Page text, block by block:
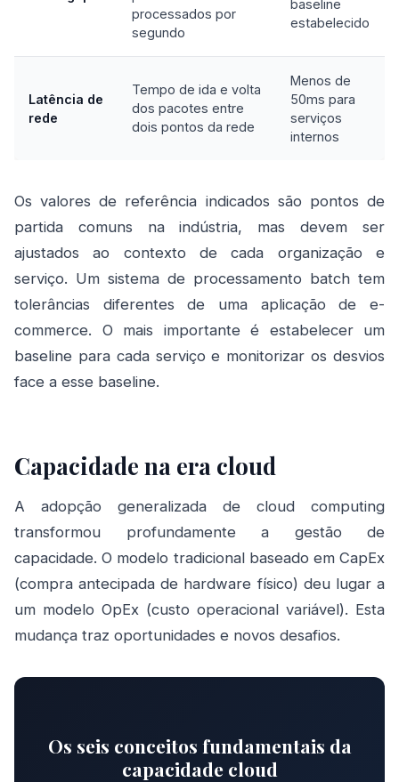
processados por
segundo
baseline
estabelecido
Latência de
rede
Tempo de ida e volta
dos pacotes entre
dois pontos da rede
Menos de
50ms para
serviços
internos
Os valores de referência indicados são pontos de
partida comuns na indústria, mas devem ser
ajustados ao contexto de cada organização e
serviço. Um sistema de processamento batch tem
tolerâncias diferentes de uma aplicação de e-
commerce. O mais importante é estabelecer um
baseline para cada serviço e monitorizar os desvios
face a esse baseline.
Capacidade na era cloud
A adopção generalizada de cloud computing
transformou profundamente a gestão de
capacidade. O modelo tradicional baseado em CapEx
(compra antecipada de hardware físico) deu lugar a
um modelo OpEx (custo operacional variável). Esta
mudança traz oportunidades e novos desafios.
Os seis conceitos fundamentais da
capacidade cloud